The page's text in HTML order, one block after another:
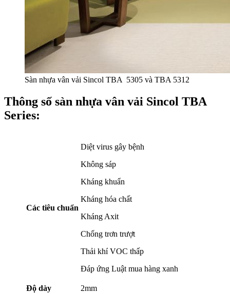
Sàn nhựa vân vải Sincol TBA 5305 và TBA 5312
Thông số sàn nhựa vân vải Sincol TBA
Series:
Các tiêu chuẩn
Diệt virus gây bệnh
Không sáp
Kháng khuẩn
Kháng hóa chất
Kháng Axit
Chống trơn trượt
Thải khí VOC thấp
Đáp ứng Luật mua hàng xanh
Độ dày
2mm